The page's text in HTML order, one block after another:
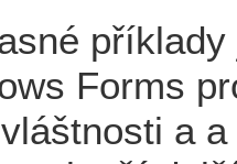
Forms
a